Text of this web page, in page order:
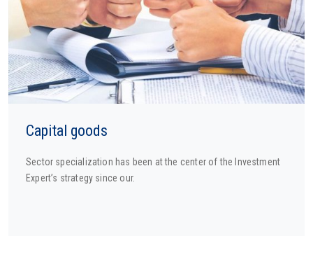
Capital goods
Sector specialization has been at the center of the Investment
Expert’s strategy since our.